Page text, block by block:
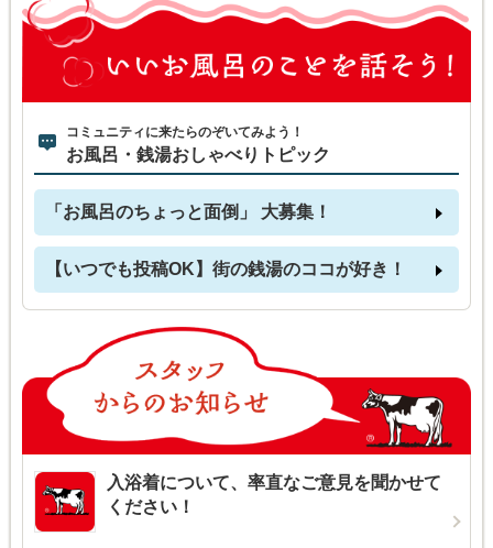
コミュニティに来たらのぞいてみよう！
お風呂・銭湯おしゃべりトピック
「お風呂のちょっと面倒」 大募集！
【いつでも投稿OK】街の銭湯のココが好き！
入浴着について、率直なご意見を聞かせて
ください！